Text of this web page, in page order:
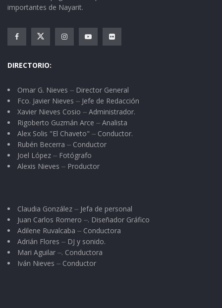
importantes de Nayarit.
DIRECTORIO:
Omar G. Nieves ⏤ Director General
Fco. Javier Nieves ⏤ Jefe de Redacción
Xavier Nieves Cosio ⏤ Administrador.
Rigoberto Guzmán Arce ⏤ Analista
Alex Solis "El Chaveto" ⏤ Conductor.
Rubén Becerra ⏤ Conductor
Joel López ⏤ Fotógrafo
Alexis Nieves ⏤ Productor
Claudia González ⏤ Jefa de personal
Juan Carlos Romero ⏤. Diseñador Gráfico
Adilene Ruvalcaba ⏤ Conductora
Adrián Flores ⏤ DJ y sonido.
Mari Aguilar ⏤. Conductora
Iván Nieves ⏤ Conductor